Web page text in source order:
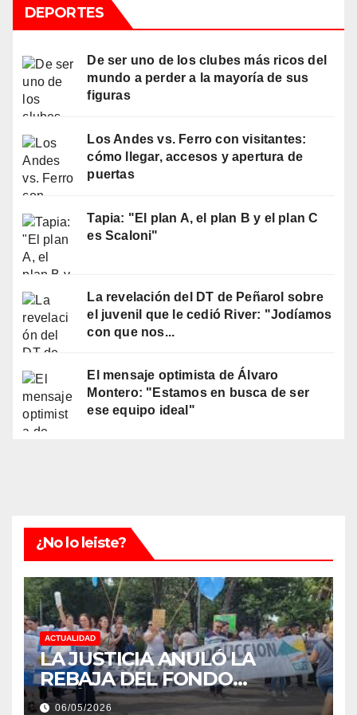
DEPORTES
De ser uno de los clubes más ricos del
mundo a perder a la mayoría de sus
figuras
Los Andes vs. Ferro con visitantes:
cómo llegar, accesos y apertura de
puertas
Tapia: "El plan A, el plan B y el plan C
es Scaloni"
La revelación del DT de Peñarol sobre
el juvenil que le cedió River: "Jodíamos
con que nos...
El mensaje optimista de Álvaro
Montero: "Estamos en busca de ser
ese equipo ideal"
¿No lo leiste?
ACTUALIDAD
LA JUSTICIA ANULÓ LA
REBAJA DEL FONDO
ESTÍMULO A EMPLEADOS DE
06/05/2026